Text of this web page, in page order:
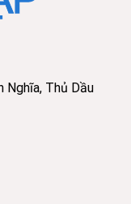
Nghĩa, Thủ Dầu